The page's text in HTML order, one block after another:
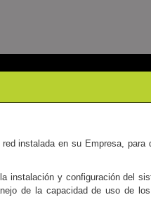
instalada en su Empresa,
instalación y configuración del
de la capacidad de uso de